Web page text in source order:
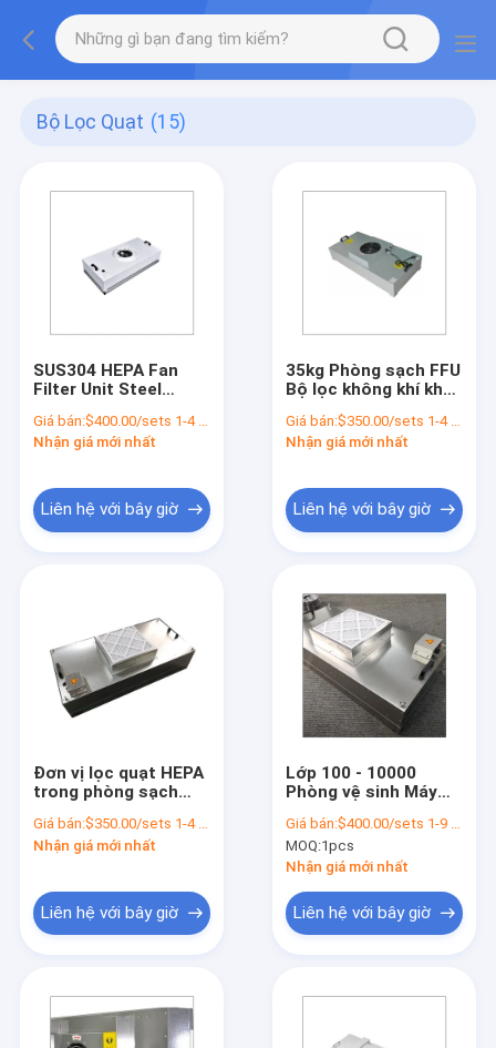
Bộ Lọc Quạt (15)
SUS304 HEPA Fan
Filter Unit Steel
Giá bán:$400.00/sets 1-4 sets
Nhận giá mới nhất
Liên hệ với bây giờ
35kg Phòng sạch FFU
Bộ lọc không khí khối
HEPA Đối với khách
sạn
Giá bán:$350.00/sets 1-4 sets
Nhận giá mới nhất
Liên hệ với bây giờ
Đơn vị lọc quạt HEPA
trong phòng sạch
SUS304 FFU
Giá bán:$350.00/sets 1-4 sets
Nhận giá mới nhất
Liên hệ với bây giờ
Lớp 100 - 10000
Phòng vệ sinh Máy
quạt 220V 50Hz Ffu
Giá bán:$400.00/sets 1-9 sets
MOQ:1pcs
Nhận giá mới nhất
Liên hệ với bây giờ